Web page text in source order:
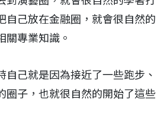
自己放在金融圈，就會很自然的
關專業知識。
自己就是因為接近了一些跑步、
圈子，也就很自然的開始了這些